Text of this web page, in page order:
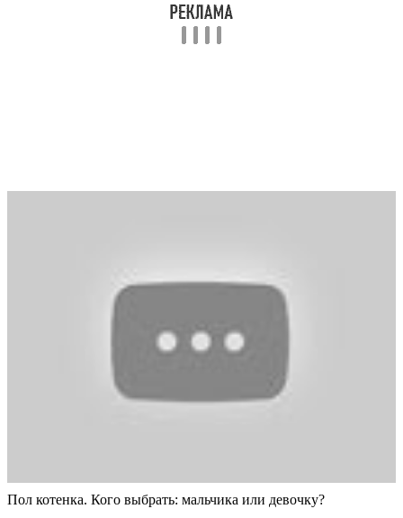
Пол котенка. Кого выбрать: мальчика или девочку?